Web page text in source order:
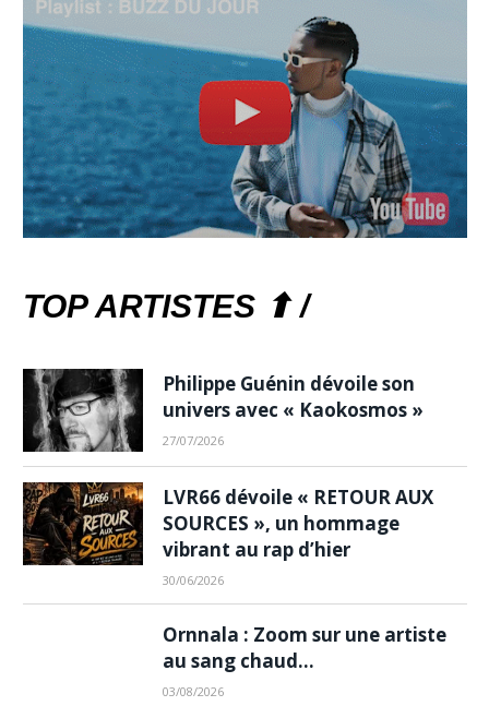
TOP ARTISTES ⬆ /
Philippe Guénin dévoile son
univers avec « Kaokosmos »
27/07/2026
LVR66 dévoile « RETOUR AUX
SOURCES », un hommage
vibrant au rap d’hier
30/06/2026
Ornnala : Zoom sur une artiste
au sang chaud…
03/08/2026